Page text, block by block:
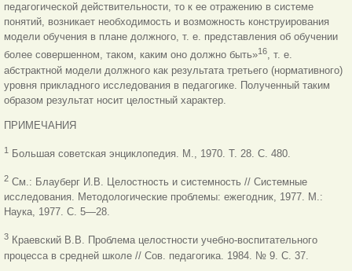
педагогической действительности, то к ее отражению в системе
понятий, возникает необходимость и возможность конструирования
модели обучения в плане должного, т. е. представления об обучении
более совершенном, таком, каким оно должно быть»16, т. е.
абстрактной модели должного как результата третьего (нормативного)
уровня прикладного исследования в педагогике. Полученный таким
образом результат носит целостный характер.
ПРИМЕЧАНИЯ
1 Большая советская энциклопедия. М., 1970. Т. 28. С. 480.
2 См.: Блауберг И.В. Целостность и системность // Системные
исследования. Методологические проблемы: ежегодник, 1977. М.:
Наука, 1977. С. 5—28.
3 Краевский В.В. Проблема целостности учебно-воспитательного
процесса в средней школе // Сов. педагогика. 1984. № 9. С. 37.